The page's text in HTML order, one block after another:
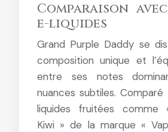
Comparaison
e-liquides
Grand Purple Daddy se
composition unique et
entre ses notes
nuances subtiles.
liquides fruitées comme
Kiwi » de la marque «